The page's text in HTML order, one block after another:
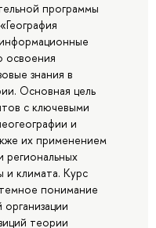
программы
освоения
знания в
Основная цель
с ключевыми
и
их применением
региональных
и климата. Курс
понимание
теории